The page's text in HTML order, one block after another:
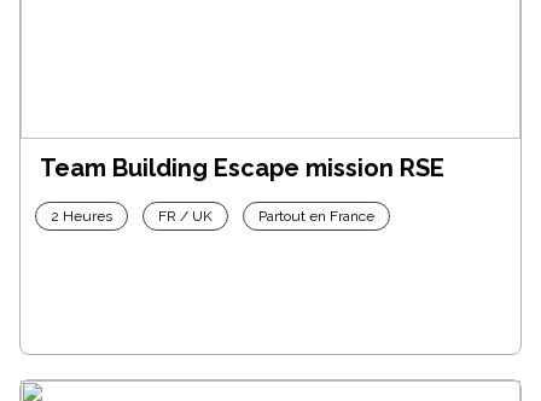
Team Building Escape mission RSE
2 Heures FR / UK Partout en France